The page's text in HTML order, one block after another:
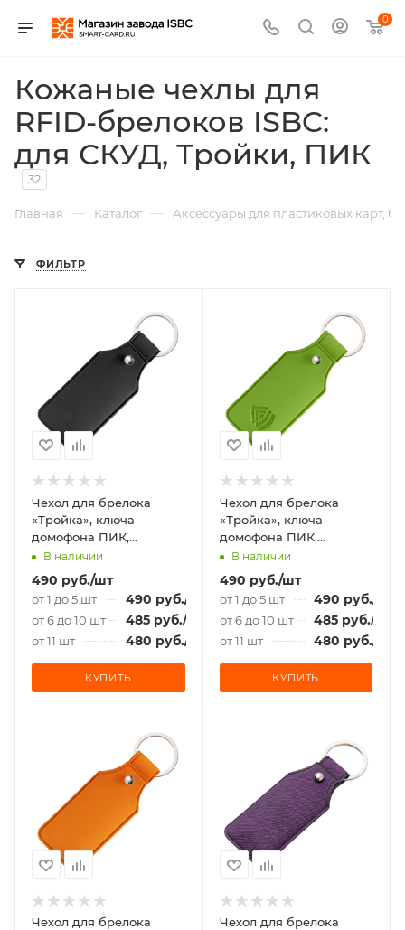
0
Кожаные чехлы для
RFID-брелоков ISBC:
для СКУД, Тройки, ПИК
32
Главная — Каталог — Аксессуары для пластиковых карт,
ФИЛЬТР
Чехол для брелока
«Тройка», ключа
домофона ПИК,
«Подорожник», Soft-
touch, черный
В наличии
490 руб./шт
от 1 до 5 шт 490 руб./шт
от 6 до 10 шт 485 руб./шт
от 11 шт 480 руб./шт
КУПИТЬ
Чехол для брелока
«Тройка», ключа
домофона ПИК,
«Подорожник», Soft-
touch, салатовый
В наличии
490 руб./шт
от 1 до 5 шт 490 руб./шт
от 6 до 10 шт 485руб./шт
от 11 шт 480 руб./шт
КУПИТЬ
Чехол для брелока
Чехол для брелока